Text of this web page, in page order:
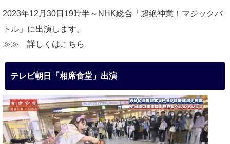
2023年12月30日19時半～NHK総合「超絶神業！マジックバ
トル」に出演します。
≫≫ 詳しくはこちら
テレビ朝日「相席食堂」出演